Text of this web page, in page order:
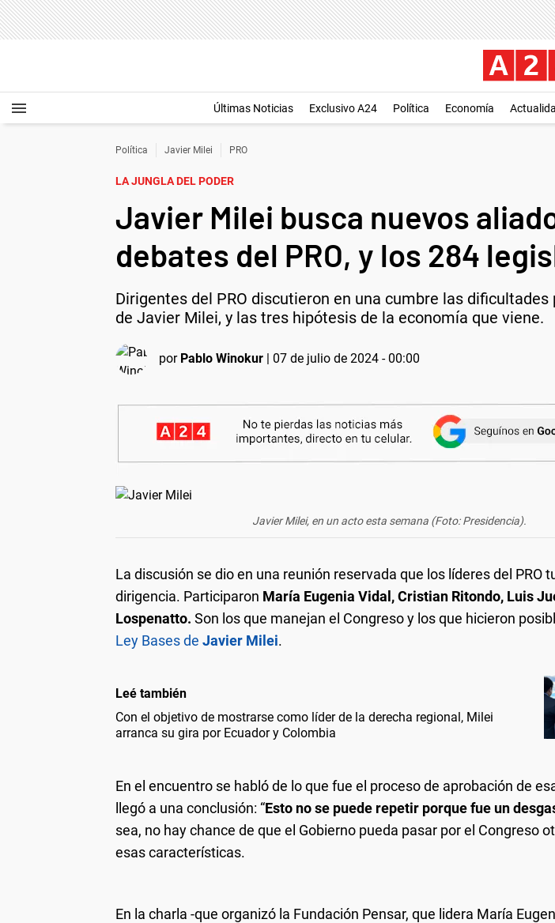
Últimas Noticias Exclusivo A24 Política Economía
Política Javier Milei PRO
LA JUNGLA DEL PODER
Javier Milei busca nuevos
debates del PRO, y los 284
Dirigentes del PRO discutieron en una cumbre las
de Javier Milei, y las tres hipótesis de la economía que viene.
por Pablo Winokur | 07 de julio de 2024 - 00:00
Javier Milei, en un acto esta semana (Foto: Presidencia).
La discusión se dio en una reunión reservada que los líderes del PRO
dirigencia. Participaron María Eugenia Vidal, Cristian Ritondo, Luis
Lospenatto. Son los que manejan el Congreso y los que hicieron
Ley Bases de Javier Milei.
Leé también
Con el objetivo de mostrarse como líder de la derecha regional, Milei
arranca su gira por Ecuador y Colombia
En el encuentro se habló de lo que fue el proceso de aprobación de
llegó a una conclusión: “Esto no se puede repetir porque fue un
sea, no hay chance de que el Gobierno pueda pasar por el Congreso
esas características.
En la charla -que organizó la Fundación Pensar, que lidera María